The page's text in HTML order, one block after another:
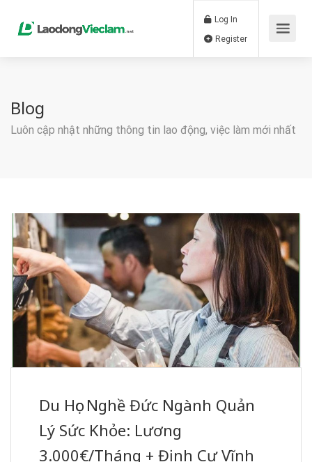
Log In
Blog
Luôn cập nhật những thông tin lao động, việc làm mới nhất
Du Học Nghề Đức Ngành Quản
Lý Sức Khỏe: Lương
3.000€/Tháng + Định Cư Vĩnh